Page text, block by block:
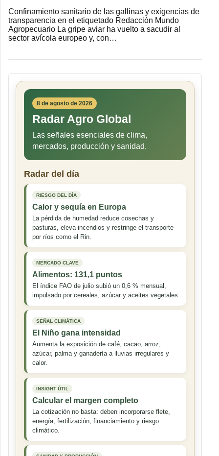
Confinamiento sanitario de las gallinas y exigencias de
transparencia en el etiquetado Redacción Mundo
Agropecuario La gripe aviar ha vuelto a sacudir al
sector avícola europeo y, con…
8 de agosto de 2026
Radar Agro Global
Las señales esenciales de clima,
mercados, producción y sanidad.
Radar del día
RIESGO DEL DÍA
Calor y sequía en Europa
La pérdida de humedad reduce cosechas y
pasturas, eleva incendios y restringe el transporte
por ríos como el Rin.
MERCADO CLAVE
Alimentos: 131,1 puntos
El índice FAO de julio subió un 0,6 % mensual,
impulsado por cereales, azúcar y aceites vegetales.
SEÑAL CLIMÁTICA
El Niño gana intensidad
Aumenta la exposición de café, cacao, arroz,
azúcar, palma y ganadería a lluvias irregulares y
calor.
INSIGHT ÚTIL
Calcular el margen completo
La cotización no basta: deben incorporarse flete,
energía, fertilización, financiamiento y riesgo
climático.